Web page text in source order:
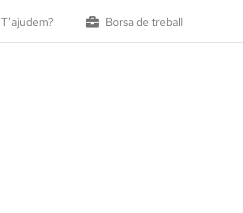
T’ajudem? Borsa de treball